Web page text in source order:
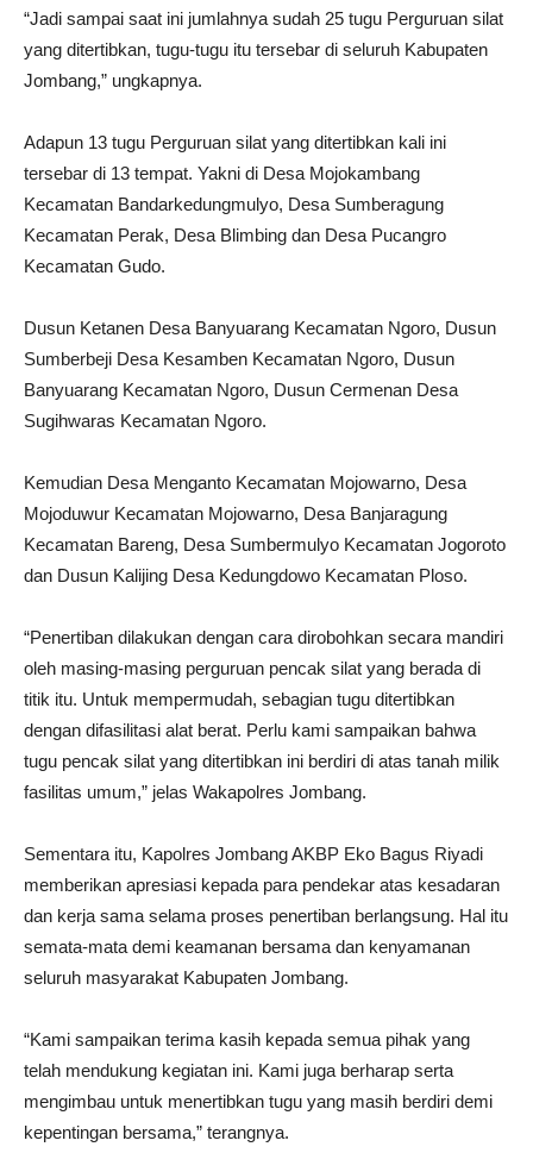
“Jadi sampai saat ini jumlahnya sudah 25 tugu Perguruan silat
yang ditertibkan, tugu-tugu itu tersebar di seluruh Kabupaten
Jombang,” ungkapnya.
Adapun 13 tugu Perguruan silat yang ditertibkan kali ini
tersebar di 13 tempat. Yakni di Desa Mojokambang
Kecamatan Bandarkedungmulyo, Desa Sumberagung
Kecamatan Perak, Desa Blimbing dan Desa Pucangro
Kecamatan Gudo.
Dusun Ketanen Desa Banyuarang Kecamatan Ngoro, Dusun
Sumberbeji Desa Kesamben Kecamatan Ngoro, Dusun
Banyuarang Kecamatan Ngoro, Dusun Cermenan Desa
Sugihwaras Kecamatan Ngoro.
Kemudian Desa Menganto Kecamatan Mojowarno, Desa
Mojoduwur Kecamatan Mojowarno, Desa Banjaragung
Kecamatan Bareng, Desa Sumbermulyo Kecamatan Jogoroto
dan Dusun Kalijing Desa Kedungdowo Kecamatan Ploso.
“Penertiban dilakukan dengan cara dirobohkan secara mandiri
oleh masing-masing perguruan pencak silat yang berada di
titik itu. Untuk mempermudah, sebagian tugu ditertibkan
dengan difasilitasi alat berat. Perlu kami sampaikan bahwa
tugu pencak silat yang ditertibkan ini berdiri di atas tanah milik
fasilitas umum,” jelas Wakapolres Jombang.
Sementara itu, Kapolres Jombang AKBP Eko Bagus Riyadi
memberikan apresiasi kepada para pendekar atas kesadaran
dan kerja sama selama proses penertiban berlangsung. Hal itu
semata-mata demi keamanan bersama dan kenyamanan
seluruh masyarakat Kabupaten Jombang.
“Kami sampaikan terima kasih kepada semua pihak yang
telah mendukung kegiatan ini. Kami juga berharap serta
mengimbau untuk menertibkan tugu yang masih berdiri demi
kepentingan bersama,” terangnya.